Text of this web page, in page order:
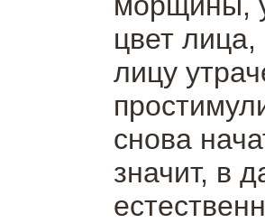
цвет
лицу
снова
значит, в